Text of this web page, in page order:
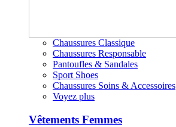
Chaussures Classique
Chaussures Responsable
Pantoufles & Sandales
Sport Shoes
Chaussures Soins & Accessoires
Voyez plus
Vêtements Femmes